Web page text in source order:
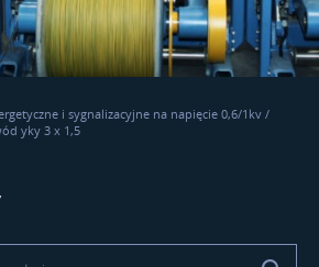
i sygnalizacyjne na napięcie 0,6/1kv /
yky 3 x 1,5